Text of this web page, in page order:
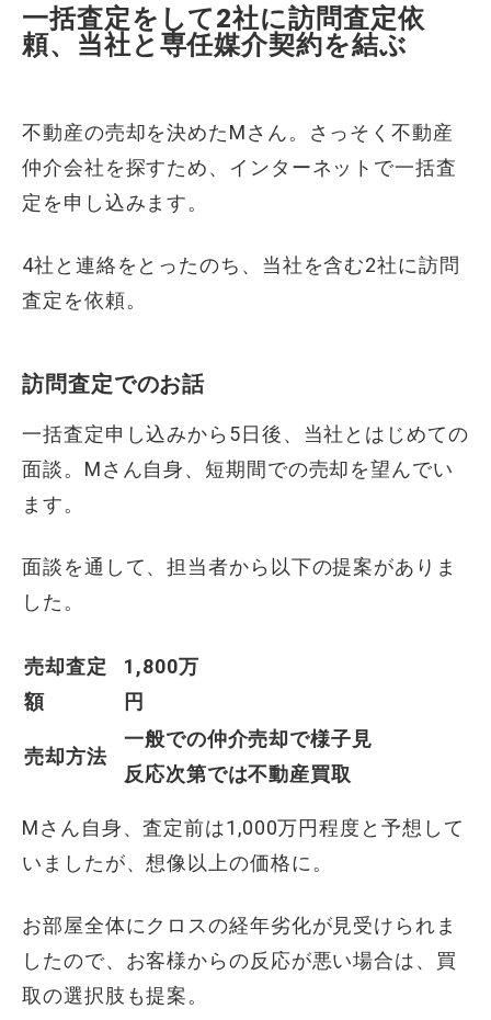
一括査定をして2社に訪問査定依
頼、当社と専任媒介契約を結ぶ
不動産の売却を決めたMさん。さっそく不動産
仲介会社を探すため、インターネットで一括査
定を申し込みます。
4社と連絡をとったのち、当社を含む2社に訪問
査定を依頼。
訪問査定でのお話
一括査定申し込みから5日後、当社とはじめての
面談。Mさん自身、短期間での売却を望んでい
ます。
面談を通して、担当者から以下の提案がありま
した。
売却査定
額
1,800万
円
売却方法
一般での仲介売却で様子見
反応次第では不動産買取
Mさん自身、査定前は1,000万円程度と予想して
いましたが、想像以上の価格に。
お部屋全体にクロスの経年劣化が見受けられま
したので、お客様からの反応が悪い場合は、買
取の選択肢も提案。